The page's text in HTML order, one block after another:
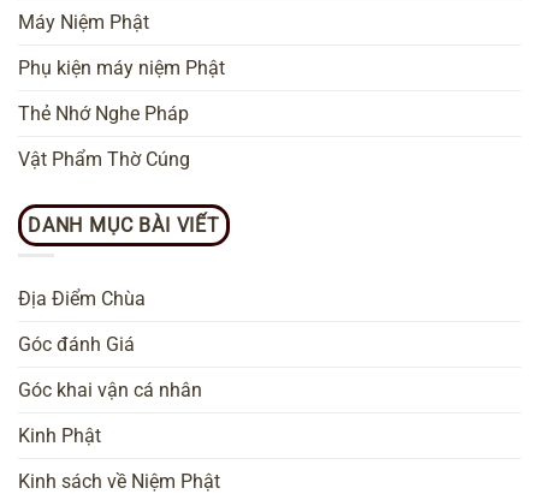
Máy Niệm Phật
Phụ kiện máy niệm Phật
Thẻ Nhớ Nghe Pháp
Vật Phẩm Thờ Cúng
DANH MỤC BÀI VIẾT
Địa Điểm Chùa
Góc đánh Giá
Góc khai vận cá nhân
Kinh Phật
Kinh sách về Niệm Phật